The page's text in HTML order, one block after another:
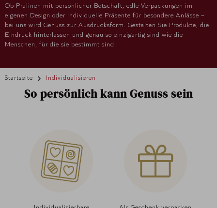
Ob Pralinen mit persönlicher Botschaft, edle Verpackungen im
eigenen Design oder individuelle Präsente für besondere Anlässe –
bei uns wird Genuss zur Ausdrucksform. Gestalten Sie Produkte, die
Eindruck hinterlassen und genau so einzigartig sind wie die
Menschen, für die sie bestimmt sind.
Startseite Individualisieren
So persönlich kann Genuss sein